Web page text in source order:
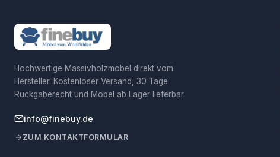
Hochwertige Massivholzmöbel direkt vom
Hersteller. Kostenloser Versand, 30 Tage
Rückgaberecht und Möbel ab Lager lieferbar.
info@finebuy.de
ZUM KONTAKTFORMULAR